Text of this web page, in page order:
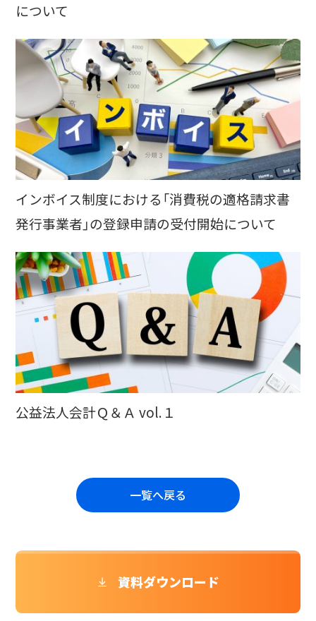
について
インボイス制度における「消費税の適格請求書
発行事業者」の登録申請の受付開始について
公益法人会計Ｑ＆Ａ vol.１
一覧へ戻る
資料ダウンロード